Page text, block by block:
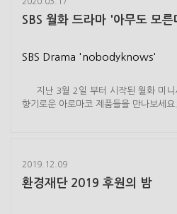
SBS 월화 드라마 '아무도 모
SBS Drama 'nobodyknows'
지난 3월 2일 부터 시작된 월화 미니
향기로운 아로마코 제품들을 만나보
2019.12.09
환경재단 2019 후원의 밤